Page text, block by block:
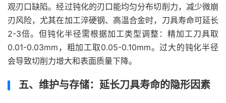
观刃口缺陷。经过钝化的刃口能均匀分布切削力，减少微崩
刃风险，尤其在加工淬硬钢、高温合金时，刀具寿命可延长
2-3倍。但钝化半径需根据加工类型调整：精加工刀具取
0.01-0.03mm，粗加工取0.05-0.10mm。过大的钝化半径
会导致切削力增大和表面质量下降。
五、维护与存储：延长刀具寿命的隐形因素